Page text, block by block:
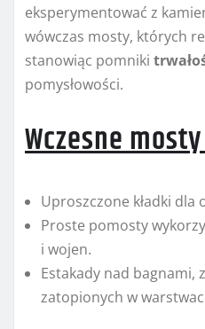
eksperymentować z
wówczas mosty, których
stanowiąc pomniki
pomysłowości.
Wczesne
Uproszczone kładki dla
Proste pomosty
i wojen.
Estakady nad bagnami,
zatopionych w